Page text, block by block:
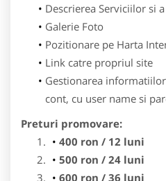
Descrierea Serviciilor si
Galerie Foto
Pozitionare pe Harta
Link catre propriul site
Gestionarea
cont, cu user name si
Preturi promovare:
400 ron / 12 luni
500 ron / 24 luni
600 ron / 36 luni